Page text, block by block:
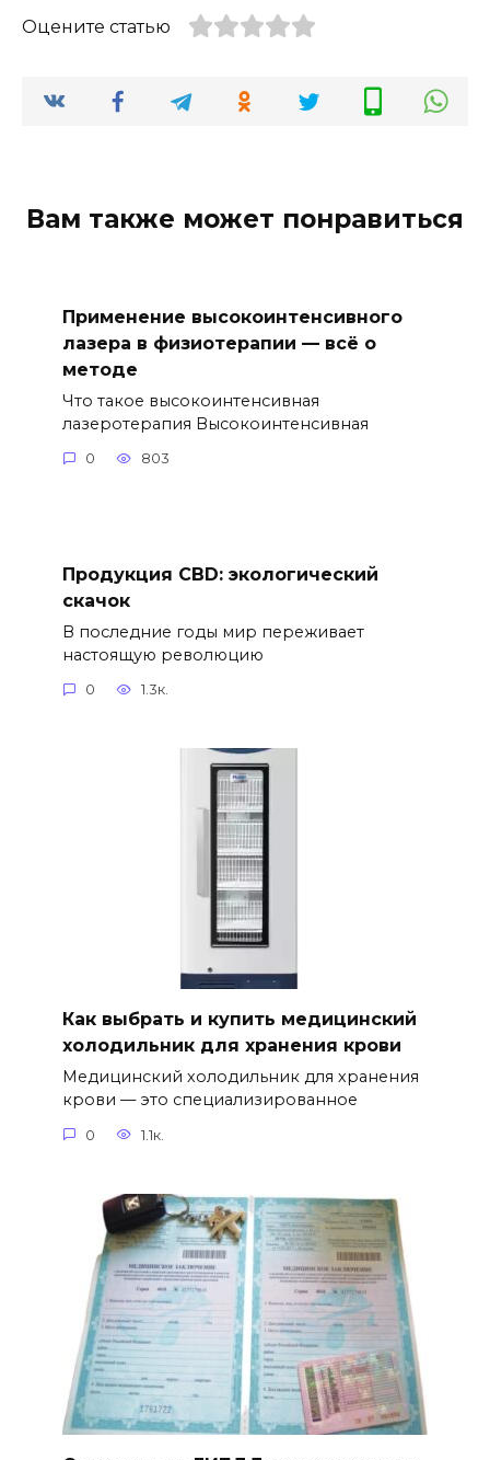
Оцените статью
Вам также может понравиться
Применение высокоинтенсивного
лазера в физиотерапии — всё о
методе
Что такое высокоинтенсивная
лазеротерапия Высокоинтенсивная
0 803
Продукция CBD: экологический
скачок
В последние годы мир переживает
настоящую революцию
0 1.3к.
Как выбрать и купить медицинский
холодильник для хранения крови
Медицинский холодильник для хранения
крови — это специализированное
0 1.1к.